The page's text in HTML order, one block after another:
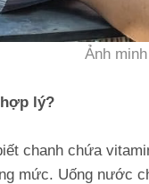
Ảnh
lý?
chanh chứa
mức. Uống nước